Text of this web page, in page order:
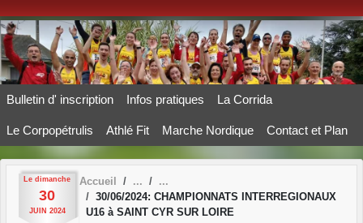
Bulletin d' inscription Infos pratiques La Corrida
Le Corpopétrulis Athlé Fit Marche Nordique Contact et Plan
Le dimanche
30
JUIN 2024
Accueil
30/06/2024: CHAMPIONNATS INTERREGIONAUX
U16 à SAINT CYR SUR LOIRE